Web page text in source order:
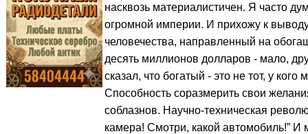
насквозь материалистичен. Я часто
огромной империи. И прихожу к
человечества, направленный на
десять миллионов долларов - мало,
сказал, что богатый - это не тот, у
Способность соразмерить свои
соблазнов. Научно-техническая
камера! Смотри, какой автомобиль!”